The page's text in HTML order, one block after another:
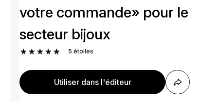
votre commande» pour le
secteur bijoux
5 étoiles
Utiliser dans l'éditeur